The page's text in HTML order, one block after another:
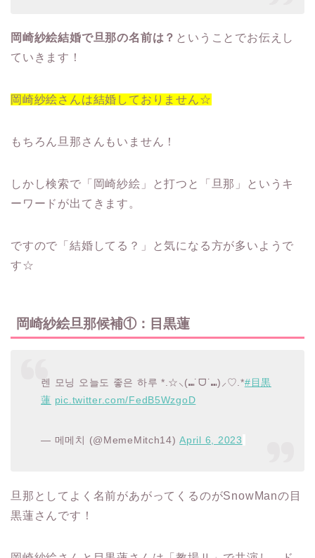
岡崎紗絵結婚で旦那の名前は？ ということでお伝えし
ていきます！
岡崎紗絵さんは結婚しておりません☆
もちろん旦那さんもいません！
しかし検索で「岡崎紗絵」と打つと「旦那」というキ
ーワードが出てきます。
ですので「結婚してる？」と気になる方が多いようで
す☆
岡崎紗絵旦那候補①：目黒蓮
렌 모닝 오늘도 좋은 하루 *.☆⸜(⑉˙ᗜ˙⑉)⸝♡.*#目黒
蓮 pic.twitter.com/FedB5WzgoD
— 메메치 (@MemeMitch14)April 6, 2023
旦那としてよく名前があがってくるのがSnowManの目
黒蓮さんです！